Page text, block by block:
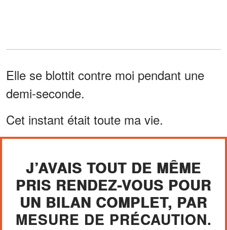
Elle se blottit contre moi pendant une
demi-seconde.
Cet instant était toute ma vie.
J’AVAIS TOUT DE MÊME
PRIS RENDEZ-VOUS POUR
UN BILAN COMPLET, PAR
MESURE DE PRÉCAUTION.